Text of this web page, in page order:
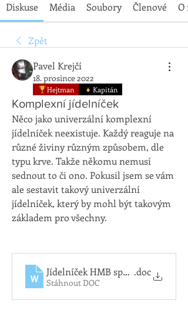
Diskuse Média Soubory Členové O
Zpět
Pavel Krejčí
18. prosince 2022
Hejtman Kapitán
Komplexní jídelníček
Něco jako univerzální komplexní
jídelníček neexistuje. Každý reaguje na
různé živiny různým způsobem, dle
typu krve. Takže někomu nemusí
sednout to či ono. Pokusil jsem se vám
ale sestavit takový univerzální
jídelníček, který by mohl být takovým
základem pro všechny.
Jídelníček HMB sportovce (1)
.doc
Stáhnout DOC